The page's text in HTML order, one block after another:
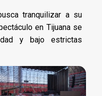
tranquilizar a su
en Tijuana se
y bajo estrictas